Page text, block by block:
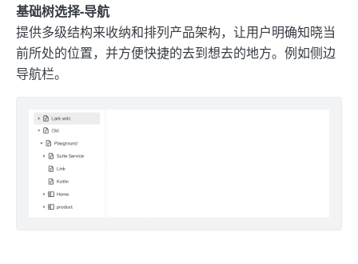
基础树选择-导航
提供多级结构来收纳和排列产品架构，让用户明确知晓当
前所处的位置，并方便快捷的去到想去的地方。例如侧边
导航栏。